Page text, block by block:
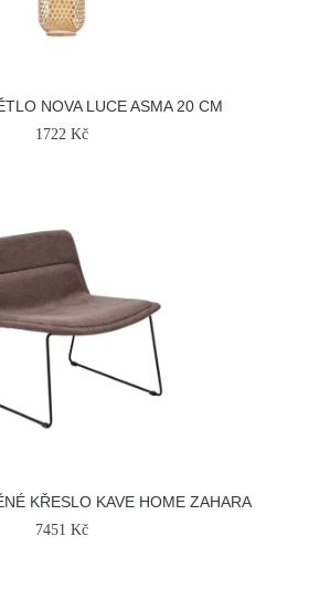
NOVA LUCE ASMA 20 CM
1722 Kč
KŘESLO KAVE HOME ZAHARA
7451 Kč